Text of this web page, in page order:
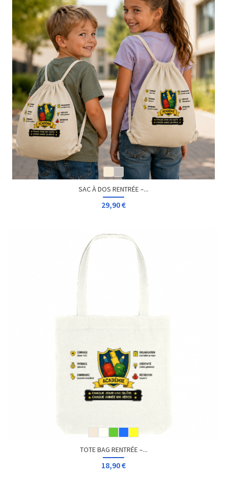
SAC À DOS RENTRÉE –...
29,90 €
TOTE BAG RENTRÉE –...
18,90 €